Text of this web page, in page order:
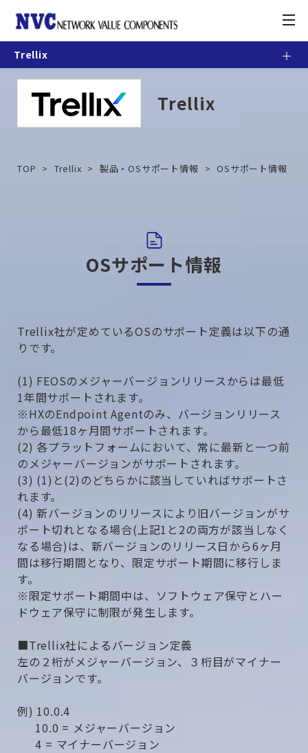
toggle
製品情報
お知らせ
Trellix
Trellix
TOP Trellix 製品・OSサポート情報 OSサポート情報
OSサポート情報
Trellix社が定めているOSのサポート定義は以下の通
りです。
(1) FEOSのメジャーバージョンリリースからは最低
1年間サポートされます。
※HXのEndpoint Agentのみ、バージョンリリース
から最低18ヶ月間サポートされます。
(2) 各プラットフォームにおいて、常に最新と一つ前
のメジャーバージョンがサポートされます。
(3) (1)と(2)のどちらかに該当していればサポートさ
れます。
(4) 新バージョンのリリースにより旧バージョンがサ
ポート切れとなる場合(上記1と2の両方が該当しなく
なる場合)は、新バージョンのリリース日から6ヶ月
間は移行期間となり、限定サポート期間に移行しま
す。
※限定サポート期間中は、ソフトウェア保守とハー
ドウェア保守に制限が発生します。
■Trellix社によるバージョン定義
左の２桁がメジャーバージョン、３桁目がマイナー
バージョンです。
例) 10.0.4
10.0 = メジャーバージョン
4 = マイナーバージョン